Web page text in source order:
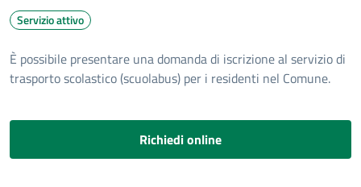
Servizio attivo
È possibile presentare una domanda di iscrizione al servizio di
trasporto scolastico (scuolabus) per i residenti nel Comune.
Richiedi online